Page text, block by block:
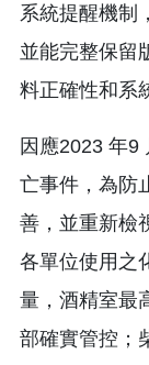
系統提醒機制
並能完整保留
料正確性和系
因應2023 年9
亡事件，為防
善，並重新檢
各單位使用之
量，酒精室最
部確實管控；